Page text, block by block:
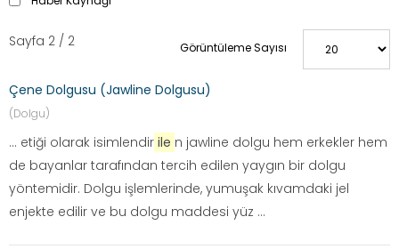
Görüntüleme Sayısı
Sayfa 2 / 2
Çene Dolgusu (Jawline Dolgusu)
(Dolgu)
... etiği olarak isimlendir ile n jawline dolgu hem erkekler hem
de bayanlar tarafından tercih edilen yaygın bir dolgu
yöntemidir. Dolgu işlemlerinde, yumuşak kıvamdaki jel
enjekte edilir ve bu dolgu maddesi yüz ...